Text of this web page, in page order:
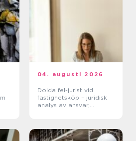
04. augusti 2026
Dolda fel-jurist vid
fastighetsköp – juridisk
analys av ansvar,